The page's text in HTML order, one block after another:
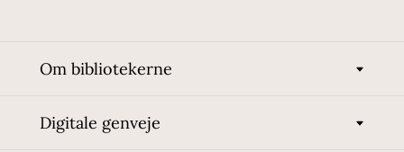
Om bibliotekerne
Digitale genveje